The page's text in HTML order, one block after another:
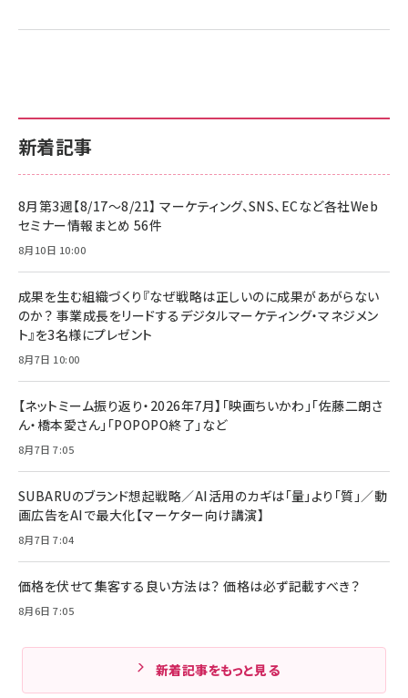
新着記事
8月第3週【8/17～8/21】 マーケティング、SNS、ECなど各社Web
セミナー情報まとめ 56件
8月10日 10:00
成果を生む組織づくり『なぜ戦略は正しいのに成果があがらない
のか？ 事業成長をリードするデジタルマーケティング・マネジメン
ト』を3名様にプレゼント
8月7日 10:00
【ネットミーム振り返り・2026年7月】「映画ちいかわ」「佐藤二朗さ
ん・橋本愛さん」「POPOPO終了」など
8月7日 7:05
SUBARUのブランド想起戦略／AI活用のカギは「量」より「質」／動
画広告をAIで最大化【マーケター向け講演】
8月7日 7:04
価格を伏せて集客する良い方法は？ 価格は必ず記載すべき？
8月6日 7:05
新着記事をもっと見る